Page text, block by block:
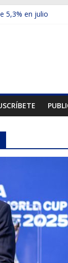
5,3% en julio
Bolden en la
la nueva Maxus